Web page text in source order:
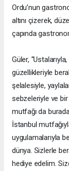
Ordu’nun
altını çizerek,
çapında
Güler,
güzellikleriyle
şelalesiyle,
sebzeleriyle ve
mutfağı da
İstanbul
uygulamalarıyla
dünya. Sizlerle
hediye edelim.